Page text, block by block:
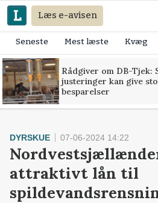
Læs e-avisen
Seneste Mest læste Kvæg
Rådgiver om DB-Tjek:
justeringer kan give
besparelser
DYRSKUE 07-06-2024 14:22
attraktivt lån til